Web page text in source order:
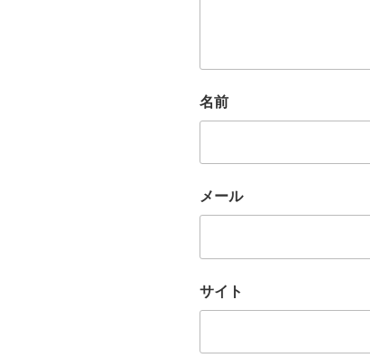
名前
メール
サイト